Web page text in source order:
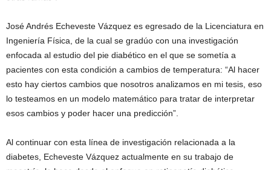
José Andrés Echeveste Vázquez es egresado de la Licenciatura en
Ingeniería Física, de la cual se gradúo con una investigación
enfocada al estudio del pie diabético en el que se sometía a
pacientes con esta condición a cambios de temperatura: “Al hacer
esto hay ciertos cambios que nosotros analizamos en mi tesis, eso
lo testeamos en un modelo matemático para tratar de interpretar
esos cambios y poder hacer una predicción”.
Al continuar con esta línea de investigación relacionada a la
diabetes, Echeveste Vázquez actualmente en su trabajo de